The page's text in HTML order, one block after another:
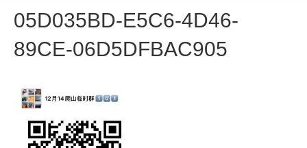
05D035BD-E5C6-4D46-
89CE-06D5DFBAC905